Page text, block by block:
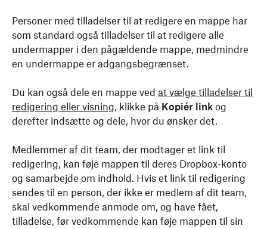
Personer med tilladelser til at redigere en mappe har
som standard også tilladelser til at redigere alle
undermapper i den pågældende mappe, medmindre
en undermappe er adgangsbegrænset.
Du kan også dele en mappe ved at vælge tilladelser til
redigering eller visning, klikke på Kopiér link og
derefter indsætte og dele, hvor du ønsker det.
Medlemmer af dit team, der modtager et link til
redigering, kan føje mappen til deres Dropbox-konto
og samarbejde om indhold. Hvis et link til redigering
sendes til en person, der ikke er medlem af dit team,
skal vedkommende anmode om, og have fået,
tilladelse, før vedkommende kan føje mappen til sin